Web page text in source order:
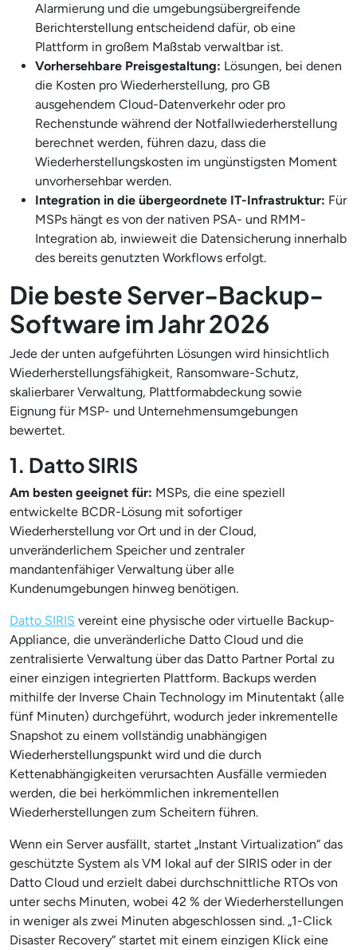
Alarmierung und die umgebungsübergreifende
Berichterstellung entscheidend dafür, ob eine
Plattform in großem Maßstab verwaltbar ist.
Vorhersehbare Preisgestaltung: Lösungen, bei denen
die Kosten pro Wiederherstellung, pro GB
ausgehendem Cloud-Datenverkehr oder pro
Rechenstunde während der Notfallwiederherstellung
berechnet werden, führen dazu, dass die
Wiederherstellungskosten im ungünstigsten Moment
unvorhersehbar werden.
Integration in die übergeordnete IT-Infrastruktur: Für
MSPs hängt es von der nativen PSA- und RMM-
Integration ab, inwieweit die Datensicherung innerhalb
des bereits genutzten Workflows erfolgt.
Die beste Server-Backup-
Software im Jahr 2026
Jede der unten aufgeführten Lösungen wird hinsichtlich
Wiederherstellungsfähigkeit, Ransomware-Schutz,
skalierbarer Verwaltung, Plattformabdeckung sowie
Eignung für MSP- und Unternehmensumgebungen
bewertet.
1. Datto SIRIS
Am besten geeignet für: MSPs, die eine speziell
entwickelte BCDR-Lösung mit sofortiger
Wiederherstellung vor Ort und in der Cloud,
unveränderlichem Speicher und zentraler
mandantenfähiger Verwaltung über alle
Kundenumgebungen hinweg benötigen.
Datto SIRIS vereint eine physische oder virtuelle Backup-
Appliance, die unveränderliche Datto Cloud und die
zentralisierte Verwaltung über das Datto Partner Portal zu
einer einzigen integrierten Plattform. Backups werden
mithilfe der Inverse Chain Technology im Minutentakt (alle
fünf Minuten) durchgeführt, wodurch jeder inkrementelle
Snapshot zu einem vollständig unabhängigen
Wiederherstellungspunkt wird und die durch
Kettenabhängigkeiten verursachten Ausfälle vermieden
werden, die bei herkömmlichen inkrementellen
Wiederherstellungen zum Scheitern führen.
Wenn ein Server ausfällt, startet „Instant Virtualization“ das
geschützte System als VM lokal auf der SIRIS oder in der
Datto Cloud und erzielt dabei durchschnittliche RTOs von
unter sechs Minuten, wobei 42 % der Wiederherstellungen
in weniger als zwei Minuten abgeschlossen sind. „1-Click
Disaster Recovery“ startet mit einem einzigen Klick eine